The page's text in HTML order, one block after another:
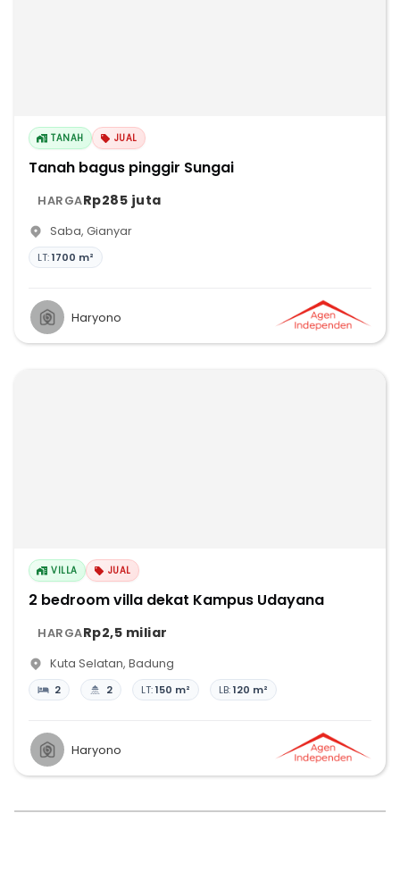
TANAH JUAL
Tanah bagus pinggir Sungai
HARGARp285 juta
Saba, Gianyar
LT:1700 m²
Haryono
VILLA JUAL
2 bedroom villa dekat Kampus Udayana
HARGARp2,5 miliar
Kuta Selatan, Badung
2 2 LT:150 m² LB:120 m²
Haryono